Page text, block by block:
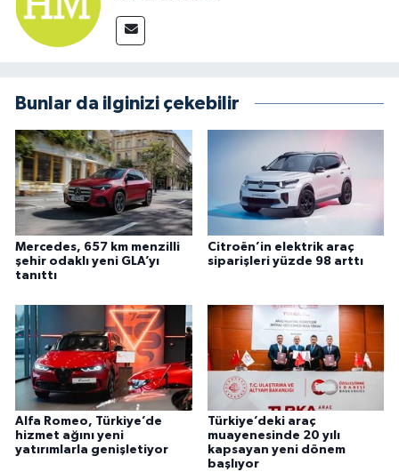
Bunlar da ilginizi çekebilir
Mercedes, 657 km menzilli
şehir odaklı yeni GLA’yı
tanıttı
Citroën’in elektrik araç
siparişleri yüzde 98 arttı
Alfa Romeo, Türkiye’de
hizmet ağını yeni
yatırımlarla genişletiyor
Türkiye’deki araç
muayenesinde 20 yılı
kapsayan yeni dönem
başlıyor